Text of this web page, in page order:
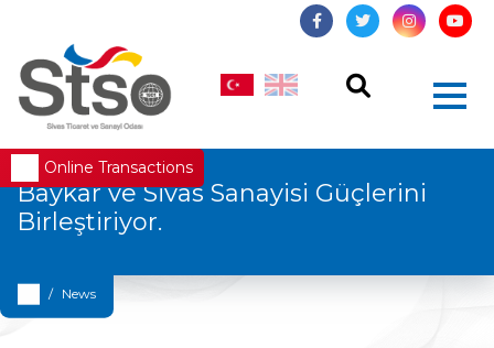
Online Transactions
Baykar ve Sivas Sanayisi Güçlerini
Birleştiriyor.
News